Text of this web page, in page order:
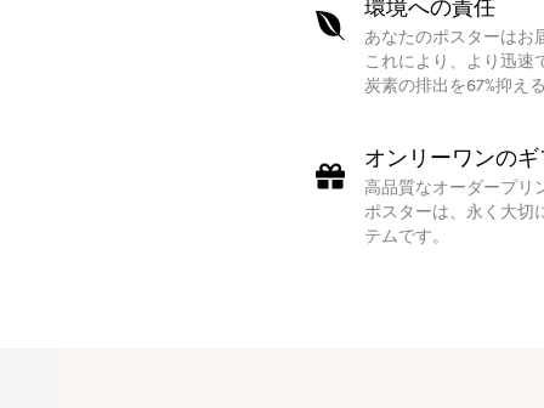
あなたのポスターはお
これにより、より迅速
炭素の排出を67%抑え
オンリーワンのギ
高品質なオーダープリ
ポスターは、永く大切
テムです。